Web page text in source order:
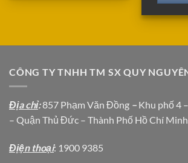
CÔNG TY TNHH TM SX QUY
Địa chỉ:857 Phạm Văn Đồng – Khu phố 4
– Quận Thủ Đức – Thành Phố Hồ Chí
Địện thoại: 1900 9385